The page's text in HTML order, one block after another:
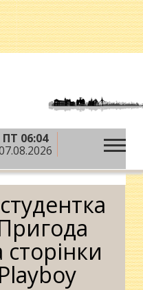
ПТ 06:04
студентка
журналу